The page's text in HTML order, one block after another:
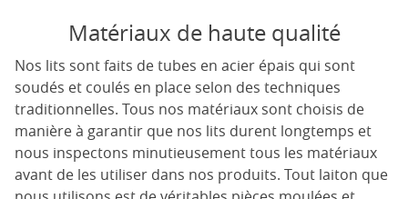
Matériaux de haute qualité
Nos lits sont faits de tubes en acier épais qui sont
soudés et coulés en place selon des techniques
traditionnelles. Tous nos matériaux sont choisis de
manière à garantir que nos lits durent longtemps et
nous inspectons minutieusement tous les matériaux
avant de les utiliser dans nos produits. Tout laiton que